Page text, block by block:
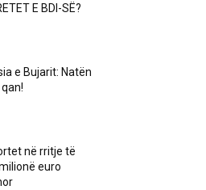
E BDI-SË?
e Bujarit: Natën
në rritje të
euro